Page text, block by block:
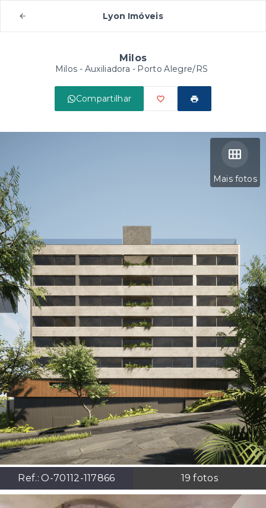
Lyon Imóveis
Milos
Milos - Auxiliadora - Porto Alegre/RS
Compartilhar
Mais fotos
Ref.:O-70112-117866 19 fotos